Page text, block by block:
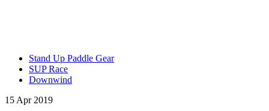
Stand Up Paddle Gear
SUP Race
Downwind
15 Apr 2019